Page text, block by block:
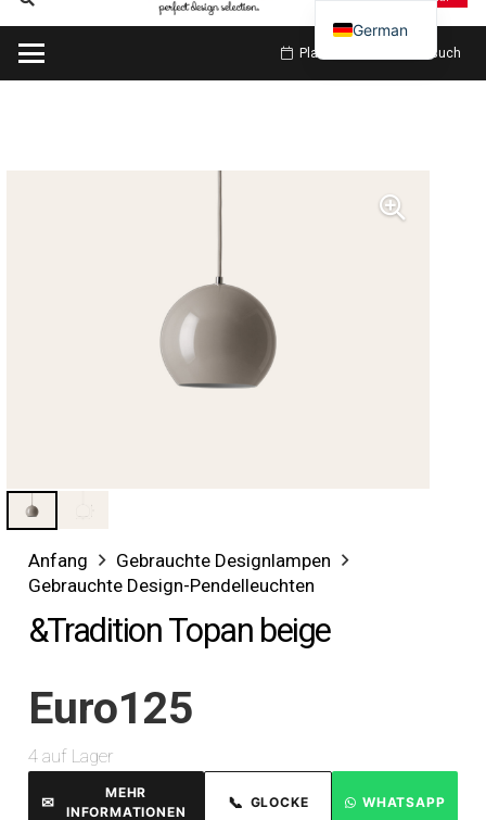
Planen Sie meinen Besuch
Anfang
Gebrauchte Designlampen
Gebrauchte Design-Pendelleuchten
&Tradition Topan beige
Euro125
4 auf Lager
✉
MEHR
INFORMATIONEN
📞 GLOCKE WHATSAPP
German